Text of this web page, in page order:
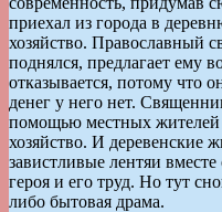
приехал из города в
хозяйство. Православный
поднялся, предлагает ему
отказывается, потому что
денег у него нет.
помощью местных жителей
хозяйство. И деревенские
завистливые лентяи
героя и его труд. Но тут
либо бытовая драма.